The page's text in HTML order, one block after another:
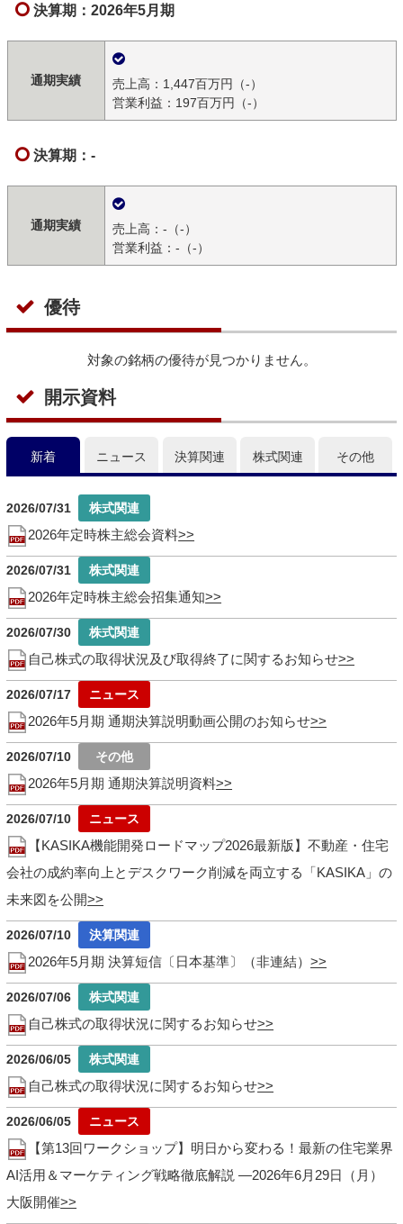
決算期：2026年5月期
通期実績
売上高：1,447百万円（-）
営業利益：197百万円（-）
決算期：-
通期実績
売上高：-（-）
営業利益：-（-）
優待
対象の銘柄の優待が見つかりません。
開示資料
新着 ニュース 決算関連 株式関連 その他
2026/07/31
2026年定時株主総会資料
2026/07/31
2026年定時株主総会招集通知
2026/07/30
自己株式の取得状況及び取得終了に関するお知らせ
2026/07/17
2026年5月期 通期決算説明動画公開のお知らせ
2026/07/10
2026年5月期 通期決算説明資料
2026/07/10
【KASIKA機能開発ロードマップ2026最新版】不動産・住宅
会社の成約率向上とデスクワーク削減を両立する「KASIKA」の
未来図を公開
2026/07/10
2026年5月期 決算短信〔日本基準〕（非連結）
2026/07/06
自己株式の取得状況に関するお知らせ
2026/06/05
自己株式の取得状況に関するお知らせ
2026/06/05
【第13回ワークショップ】明日から変わる！最新の住宅業界
AI活用＆マーケティング戦略徹底解説 ―2026年6月29日（月）
大阪開催